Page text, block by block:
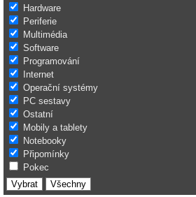
Hardware
Periferie
Multimédia
Software
Programování
Internet
Operační systémy
PC sestavy
Ostatní
Mobily a tablety
Notebooky
Připomínky
Pokec